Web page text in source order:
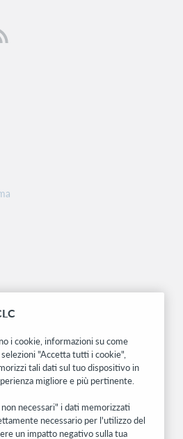
di prodotti, ricerche, eventi e molto
di posta.
i cookie, informazioni su come
"Accetta tutti i cookie",
tali dati sul tuo dispositivo in
migliore e più pertinente.
necessari" i dati memorizzati
necessario per l'utilizzo del
un impatto negativo sulla tua